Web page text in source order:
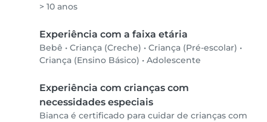
> 10 anos
Experiência com a faixa etária
Bebê • Criança (Creche) • Criança (Pré-escolar) •
Criança (Ensino Básico) • Adolescente
Experiência com crianças com
necessidades especiais
Bianca é certificado para cuidar de crianças com